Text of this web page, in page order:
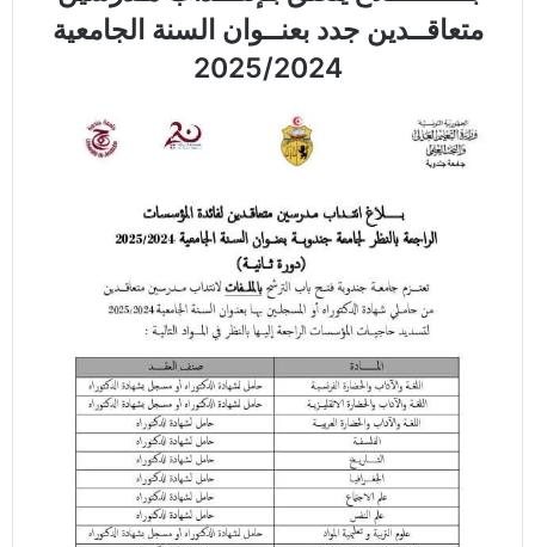
متعاقــدين جدد بعنــوان السنة الجامعية
2025/2024